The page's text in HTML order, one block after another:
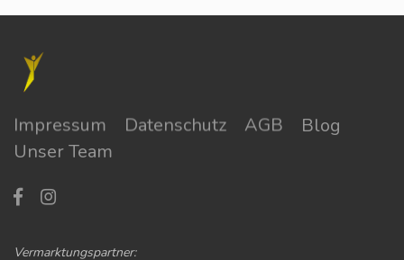
Impressum Datenschutz AGB
Blog
Unser Team
Vermarktungspartner: